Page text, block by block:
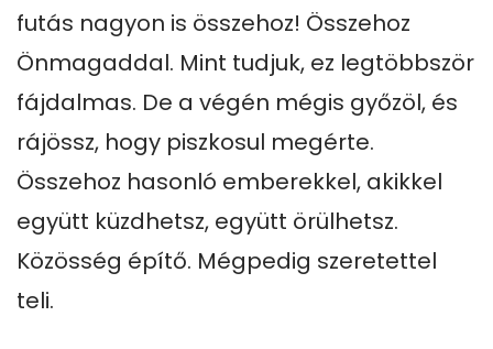
futás nagyon is összehoz! Összehoz
Önmagaddal. Mint tudjuk, ez legtöbbször
fájdalmas. De a végén mégis győzöl, és
rájössz, hogy piszkosul megérte.
Összehoz hasonló emberekkel, akikkel
együtt küzdhetsz, együtt örülhetsz.
Közösség építő. Mégpedig szeretettel
teli.